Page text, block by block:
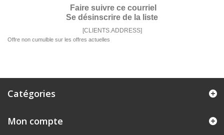
Faire suivre ce courriel
Se désinscrire de la liste
[CLIENTS.ADDRESS]
Offre non cumulble sur les offres actuelles
Catégories
Mon compte